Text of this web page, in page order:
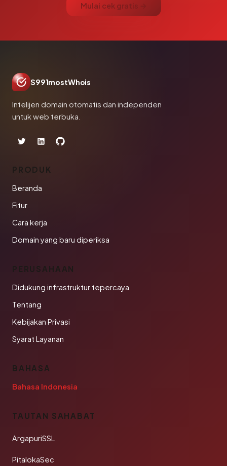
Mulai cek gratis →
S991mostWhois
Intelijen domain otomatis dan independen
untuk web terbuka.
PRODUK
Beranda
Fitur
Cara kerja
Domain yang baru diperiksa
PERUSAHAAN
Didukung infrastruktur tepercaya
Tentang
Kebijakan Privasi
Syarat Layanan
BAHASA
Bahasa Indonesia
TAUTAN SAHABAT
ArgapuriSSL
PitalokaSec